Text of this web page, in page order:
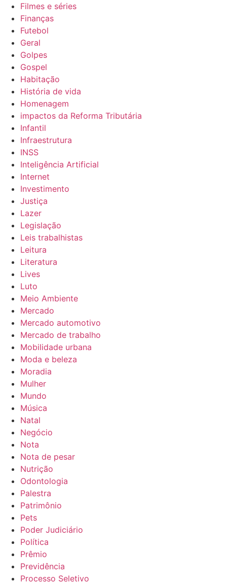
Filmes e séries
Finanças
Futebol
Geral
Golpes
Gospel
Habitação
História de vida
Homenagem
impactos da Reforma Tributária
Infantil
Infraestrutura
INSS
Inteligência Artificial
Internet
Investimento
Justiça
Lazer
Legislação
Leis trabalhistas
Leitura
Literatura
Lives
Luto
Meio Ambiente
Mercado
Mercado automotivo
Mercado de trabalho
Mobilidade urbana
Moda e beleza
Moradia
Mulher
Mundo
Música
Natal
Negócio
Nota
Nota de pesar
Nutrição
Odontologia
Palestra
Patrimônio
Pets
Poder Judiciário
Política
Prêmio
Previdência
Processo Seletivo